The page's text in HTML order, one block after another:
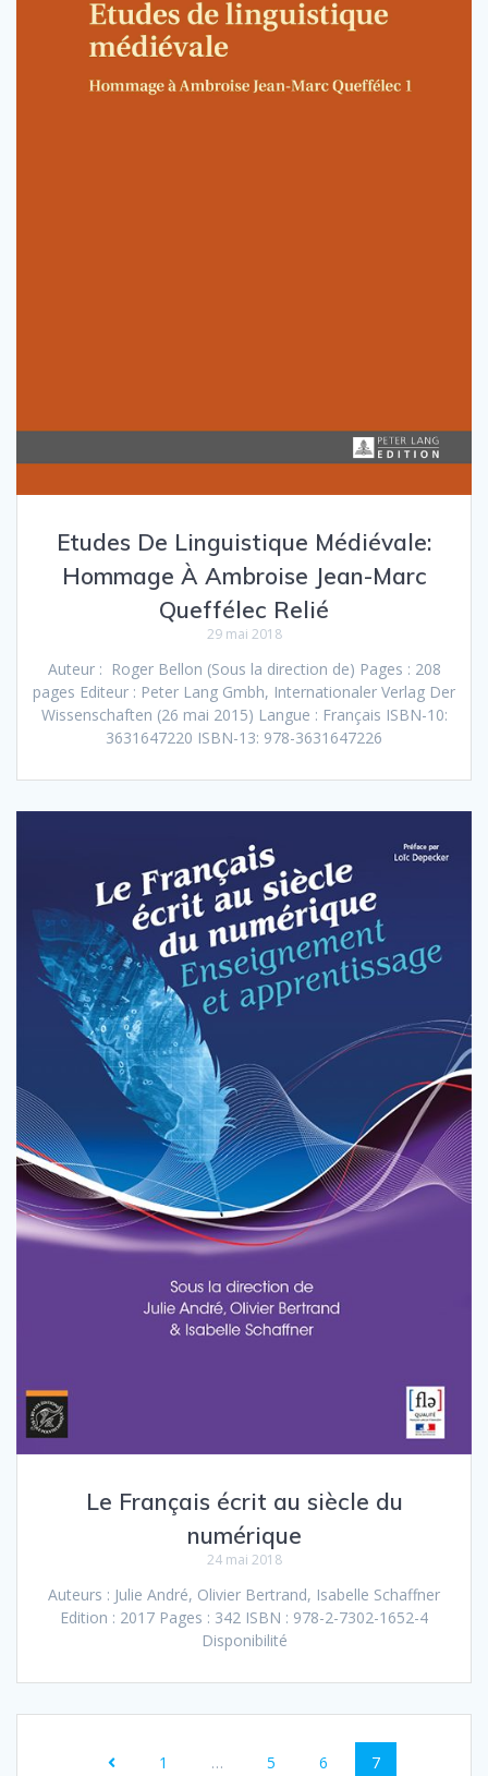
Etudes De Linguistique Médiévale:
Hommage À Ambroise Jean-Marc
Queffélec Relié
29 mai 2018
Auteur : Roger Bellon (Sous la direction de) Pages : 208
pages Editeur : Peter Lang Gmbh, Internationaler Verlag Der
Wissenschaften (26 mai 2015) Langue : Français ISBN-10:
3631647220 ISBN-13: 978-3631647226
Le Français écrit au siècle du
numérique
24 mai 2018
Auteurs : Julie André, Olivier Bertrand, Isabelle Schaffner
Edition : 2017 Pages : 342 ISBN : 978-2-7302-1652-4
Disponibilité
Page
1 … Page
5 Page
6 Page
7